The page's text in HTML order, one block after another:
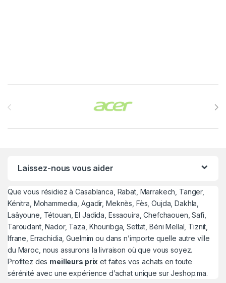
Laissez-nous vous aider
Que vous résidiez à Casablanca, Rabat, Marrakech, Tanger,
Kénitra, Mohammedia, Agadir, Meknès, Fès, Oujda, Dakhla,
Laâyoune, Tétouan, El Jadida, Essaouira, Chefchaouen, Safi,
Taroudant, Nador, Taza, Khouribga, Settat, Béni Mellal, Tiznit,
Ifrane, Errachidia, Guelmim ou dans n’importe quelle autre ville
du Maroc, nous assurons la livraison où que vous soyez.
Profitez des meilleurs prix et faites vos achats en toute
sérénité avec une expérience d’achat unique sur Jeshop.ma.